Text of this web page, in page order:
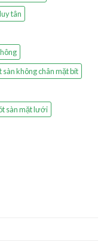
tân
sàn không chân mặt bít
sàn mặt lưới